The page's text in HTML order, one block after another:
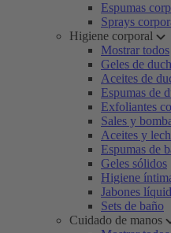
Espumas
Sprays
Higiene corporal
Mostrar todos
Geles de
Aceites de
Espumas de
Exfoliantes
Sales y
Aceites y
Espumas de
Geles sólidos
Higiene
Jabones
Sets de baño
Cuidado de manos